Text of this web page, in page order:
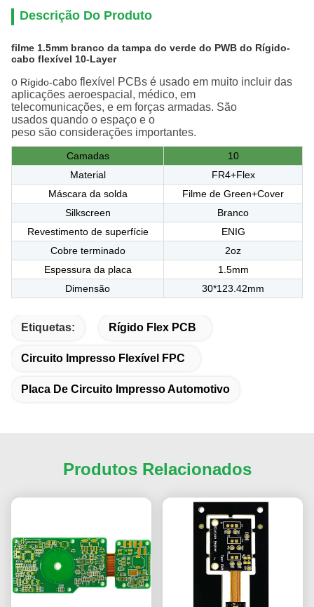
Descrição Do Produto
filme 1.5mm branco da tampa do verde do PWB do Rígido-
cabo flexível 10-Layer
o Rígido-cabo flexível PCBs é usado em muito incluir das
aplicações aeroespacial , médico, em
telecomunicações, e em forças armadas. São
usados quando o espaço e o
peso são considerações importantes.
Camadas
10
Material
FR4+Flex
Máscara da solda
Filme de Green+Cover
Silkscreen
Branco
Revestimento de superfície
ENIG
Cobre terminado
2oz
Espessura da placa
1.5mm
Dimensão
30*123.42mm
Etiquetas: Rígido Flex PCB
Circuito Impresso Flexível FPC
Placa De Circuito Impresso Automotivo
Produtos Relacionados